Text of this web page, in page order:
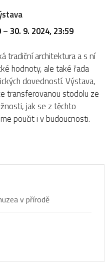
–30. 9. 2024, 23:59
tradiční architektura a s ní
hodnoty, ale také řada
dovedností. Výstava,
transferovanou stodolu ze
jak se z těchto
poučit i v budoucnosti.
v přírodě